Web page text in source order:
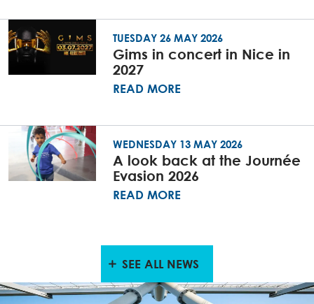
TUESDAY 26 MAY 2026
Gims in concert in Nice in
2027
READ MORE
WEDNESDAY 13 MAY 2026
A look back at the Journée
Evasion 2026
READ MORE
SEE ALL NEWS